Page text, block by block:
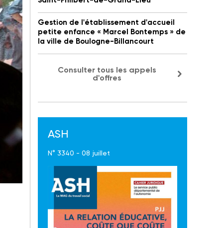
Gestion de l'établissement d'accueil
petite enfance « Marcel Bontemps » de
la ville de Boulogne-Billancourt
Consulter tous les appels
d'offres
ASH
N° 3340 - 08 juillet